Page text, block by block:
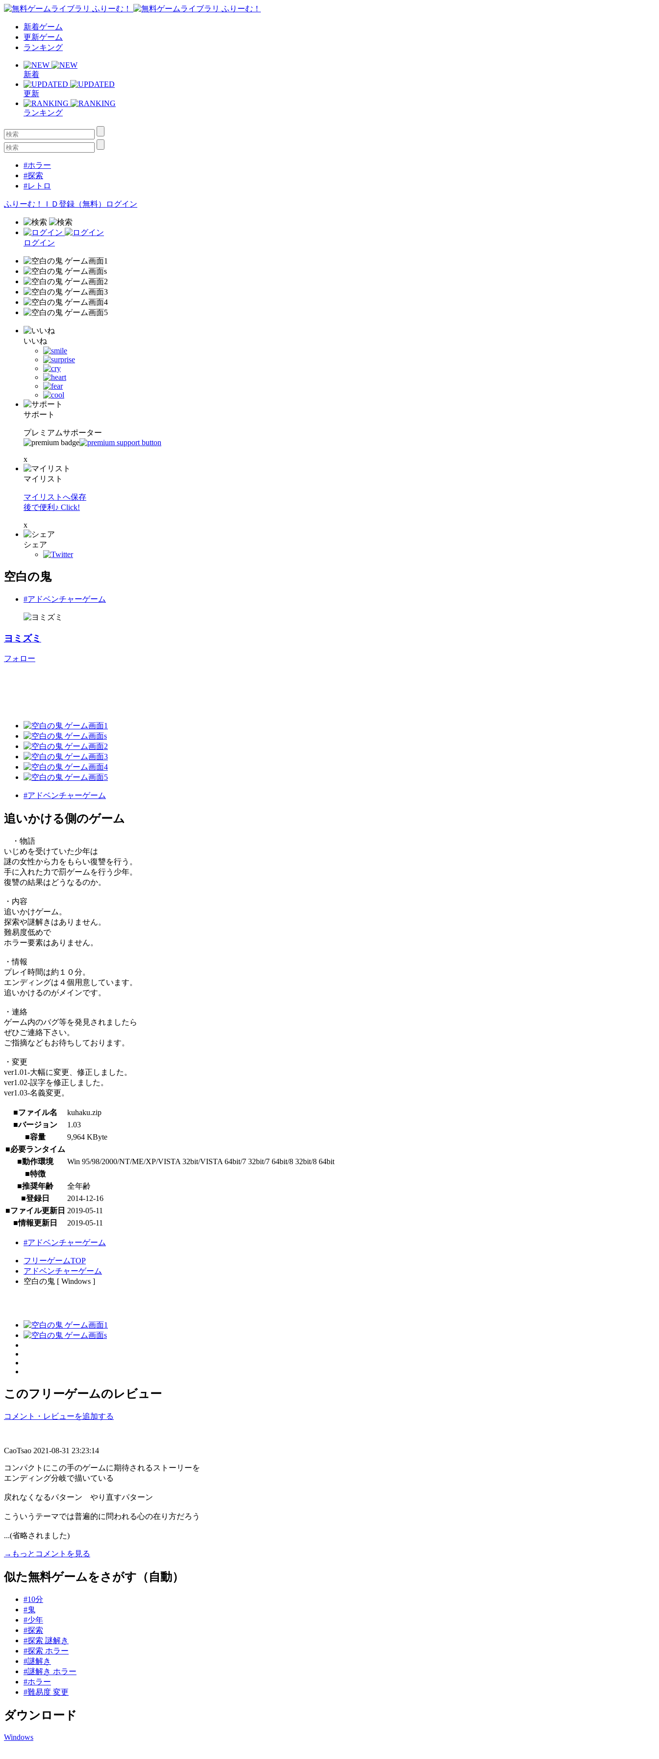
新着ゲーム
更新ゲーム
ランキング
新着
更新
ランキング
#ホラー
#探索
#レトロ
ふりーむ！ＩＤ登録（無料） ログイン
ログイン
いいね
サポート
プレミアムサポーター
x
マイリスト
マイリストへ保存
後で便利♪ Click!
x
シェア
空白の鬼
#アドベンチャーゲーム
ヨミズミ
フォロー
#アドベンチャーゲーム
追いかける側のゲーム
・物語
いじめを受けていた少年は
謎の女性から力をもらい復讐を行う。
手に入れた力で罰ゲームを行う少年。
復讐の結果はどうなるのか。
・内容
追いかけゲーム。
探索や謎解きはありません。
難易度低めで
ホラー要素はありません。
・情報
プレイ時間は約１０分。
エンディングは４個用意しています。
追いかけるのがメインです。
・連絡
ゲーム内のバグ等を発見されましたら
ぜひご連絡下さい。
ご指摘などもお待ちしております。
・変更
ver1.01-大幅に変更、修正しました。
ver1.02-誤字を修正しました。
ver1.03-名義変更。
■ファイル名
kuhaku.zip
■バージョン
1.03
■容量
9,964 KByte
■必要ランタイム
■動作環境
Win 95/98/2000/NT/ME/XP/VISTA 32bit/VISTA 64bit/7 32bit/7 64bit/8 32bit/8 64bit
■特徴
■推奨年齢
全年齢
■登録日
2014-12-16
■ファイル更新日 2019-05-11
■情報更新日
2019-05-11
#アドベンチャーゲーム
フリーゲームTOP
アドベンチャーゲーム
空白の鬼 [ Windows ]
このフリーゲームのレビュー
コメント・レビューを追加する
CaoTsao 2021-08-31 23:23:14
コンパクトにこの手のゲームに期待されるストーリーを
エンディング分岐で描いている
戻れなくなるパターン やり直すパターン
こういうテーマでは普遍的に問われる心の在り方だろう
...(省略されました)
→もっとコメントを見る
似た無料ゲームをさがす（自動）
#10分
#鬼
#少年
#探索
#探索 謎解き
#探索 ホラー
#謎解き
#謎解き ホラー
#ホラー
#難易度 変更
ダウンロード
Windows